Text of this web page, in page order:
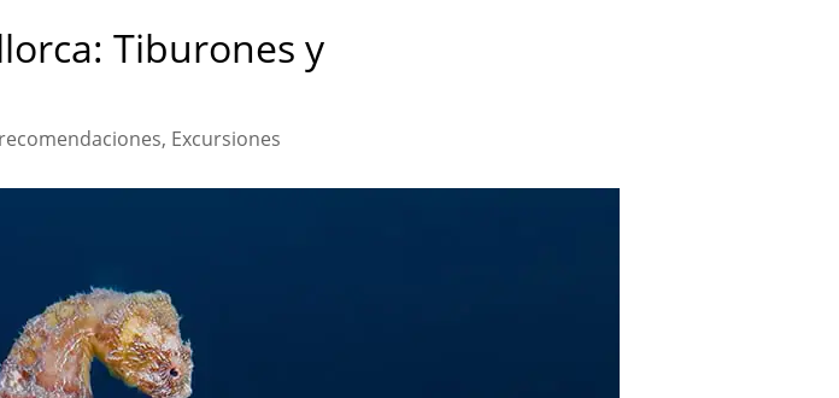
Tiburones y
, Excursiones